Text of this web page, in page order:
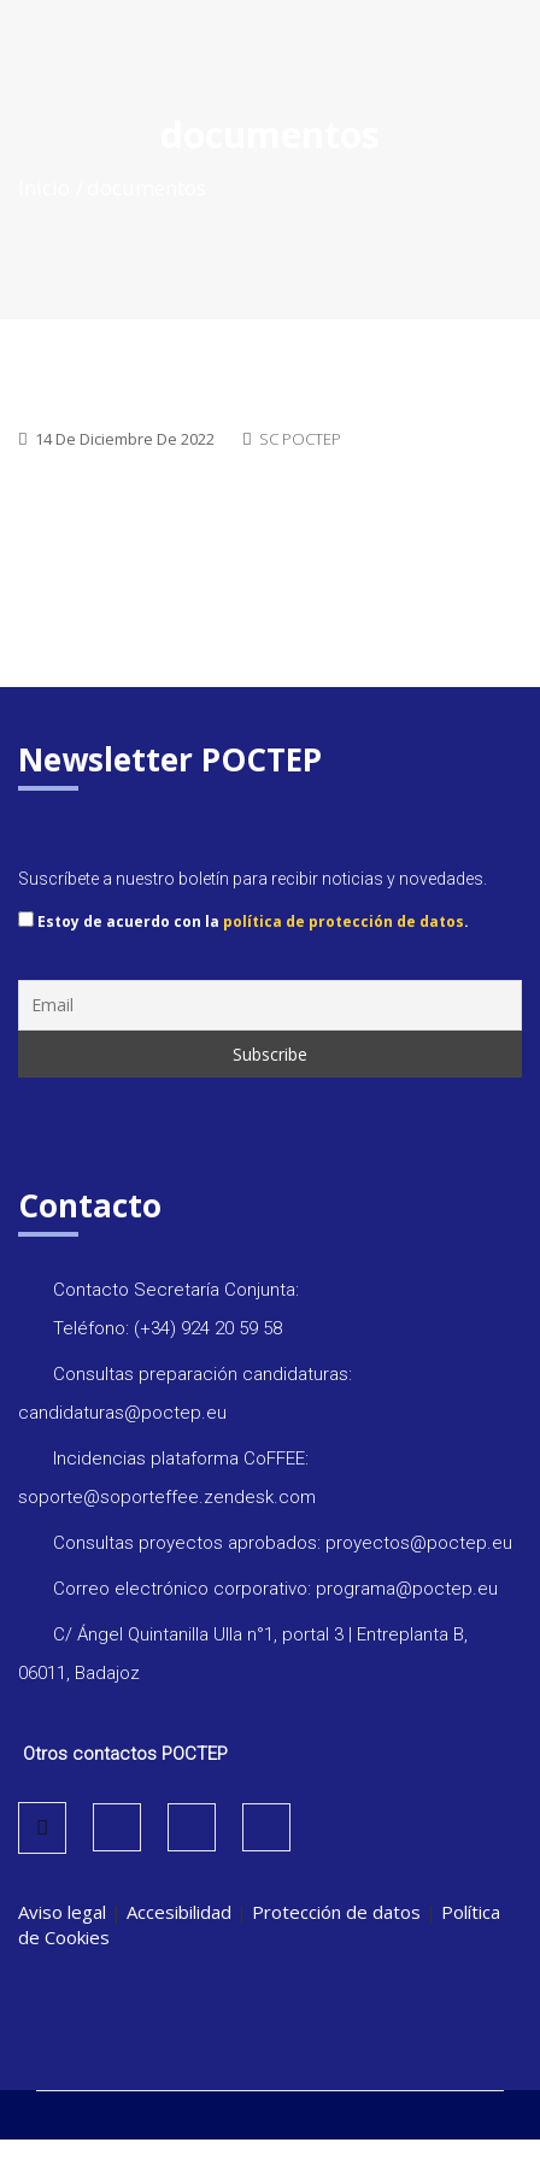
14 De Diciembre De 2022 SC POCTEP
Newsletter POCTEP
Suscríbete a nuestro boletín para recibir noticias y novedades.
Estoy de acuerdo con la política de protección de datos.
Contacto
Contacto Secretaría Conjunta:
Teléfono: (+34) 924 20 59 58
Consultas preparación candidaturas:
candidaturas@poctep.eu
Incidencias plataforma CoFFEE:
soporte@soporteffee.zendesk.com
Consultas proyectos aprobados: proyectos@poctep.eu
Correo electrónico corporativo: programa@poctep.eu
C/ Ángel Quintanilla Ulla n°1, portal 3 | Entreplanta B,
06011, Badajoz
Otros contactos POCTEP
Aviso legal | Accesibilidad | Protección de datos | Política
de Cookies